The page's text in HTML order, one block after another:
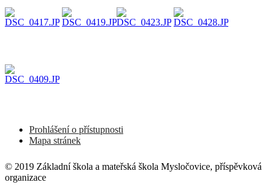
Prohlášení o přístupnosti
Mapa stránek
© 2019 Základní škola a mateřská škola Mysločovice, příspěvková
organizace